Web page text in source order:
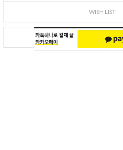
WISH LIST